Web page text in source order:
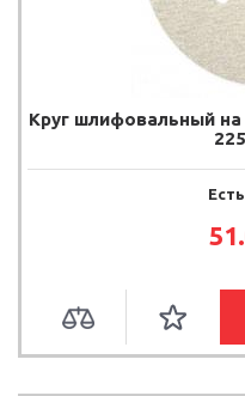
Круг шлифовальный на